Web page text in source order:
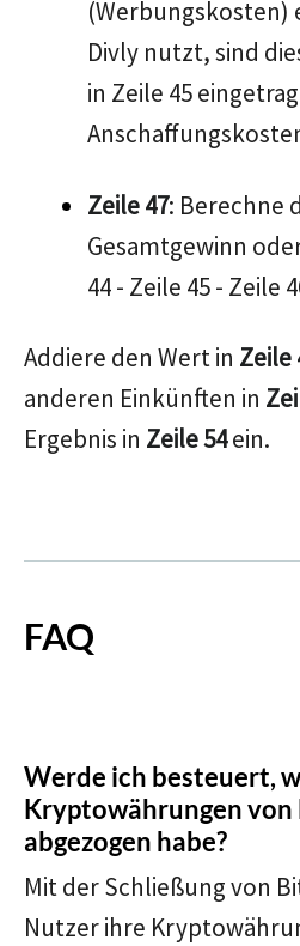
(Werbungskosten)
Divly nutzt, sind
in Zeile 45
Zeile 47: Berechne
Gesamtgewinn
44 - Zeile 45 - Zeile
Addiere den Wert in Zeile
anderen Einkünften in
Ergebnis in Zeile 54ein.
FAQ
Werde ich besteuert,
Kryptowährungen
abgezogen habe?
Mit der Schließung von
Nutzer ihre